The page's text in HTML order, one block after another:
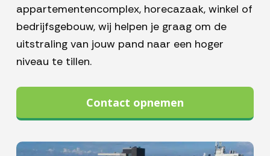
appartementencomplex, horecazaak, winkel of
bedrijfsgebouw, wij helpen je graag om de
uitstraling van jouw pand naar een hoger
niveau te tillen.
Contact opnemen